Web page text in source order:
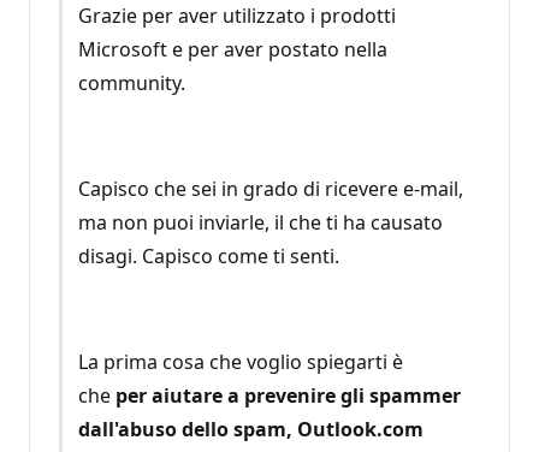
Grazie per aver utilizzato i prodotti
Microsoft e per aver postato nella
community.
Capisco che sei in grado di ricevere e-mail,
ma non puoi inviarle, il che ti ha causato
disagi. Capisco come ti senti.
La prima cosa che voglio spiegarti è
che per aiutare a prevenire gli spammer
dall'abuso dello spam, Outlook.com